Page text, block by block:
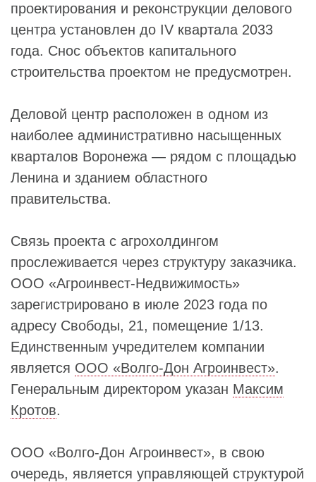
проектирования и реконструкции делового
центра установлен до IV квартала 2033
года. Снос объектов капитального
строительства проектом не предусмотрен.
Деловой центр расположен в одном из
наиболее административно насыщенных
кварталов Воронежа — рядом с площадью
Ленина и зданием областного
правительства.
Связь проекта с агрохолдингом
прослеживается через структуру заказчика.
ООО «Агроинвест-Недвижимость»
зарегистрировано в июле 2023 года по
адресу Свободы, 21, помещение 1/13.
Единственным учредителем компании
является ООО «Волго-Дон Агроинвест».
Генеральным директором указан Максим
Кротов.
ООО «Волго-Дон Агроинвест», в свою
очередь, является управляющей структурой